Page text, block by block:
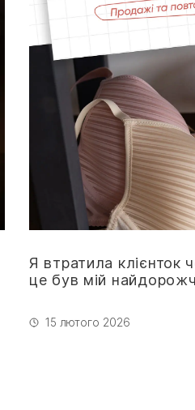
Я втратила клієнток
це був мій
15 лютого 2026